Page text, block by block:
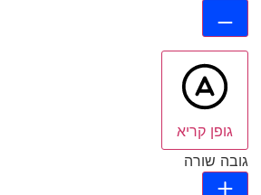
גופן קריא
גובה שורה